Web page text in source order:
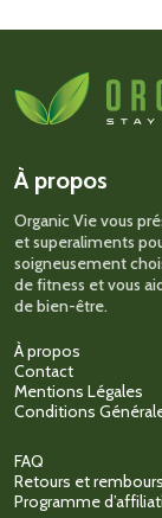
À propos
Organic Vie vous
et superaliments
soigneusement
de fitness et vous
de bien-être.
À propos
Contact
Mentions Légales
Conditions
FAQ
Retours et
Programme